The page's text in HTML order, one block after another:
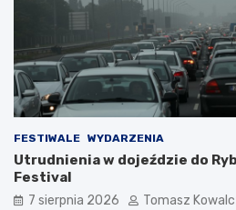
FESTIWALE WYDARZENIA
Utrudnienia w dojeździe do
Festival
7 sierpnia 2026 Tomasz